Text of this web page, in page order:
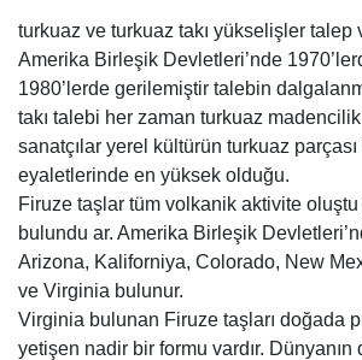
turkuaz ve turkuaz takı yükselişler talep
Amerika Birleşik Devletleri’nde
1980’lerde gerilemiştir talebin
takı talebi her zaman turkuaz madencilik
sanatçılar yerel kültürün turkuaz
eyaletlerinde en yüksek olduğu.
Firuze taşlar tüm volkanik aktivite
bulundu ar. Amerika Birleşik
Arizona, Kaliforniya, Colorado, New
ve Virginia bulunur.
Virginia bulunan Firuze taşları doğada
yetişen nadir bir formu vardır.